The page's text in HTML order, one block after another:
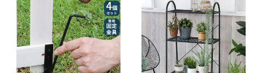
m 奥行1.6cm 高さ44cm おす
すめ おしゃれ 北欧 モダン スタ
イリッシュ 天然木 庭のフェンス
花壇のフェンス
ガーデニング 花壇 境界線 目隠
し 春 夏 秋 冬 U形フェンス ピケ
ットフェンス 春 夏 秋 冬 連結セ